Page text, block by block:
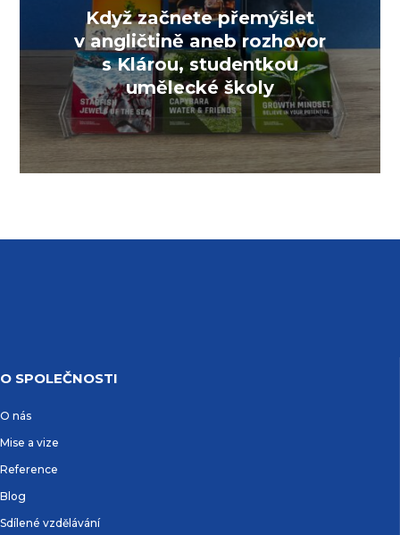
Když začnete přemýšlet
v angličtině aneb rozhovor
s Klárou, studentkou
umělecké školy
O SPOLEČNOSTI
O nás
Mise a vize
Reference
Blog
Sdílené vzdělávání